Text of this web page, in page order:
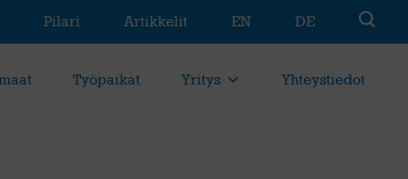
Pilari Artikkelit EN DE
Työpaikat Yritys Yhteystiedot